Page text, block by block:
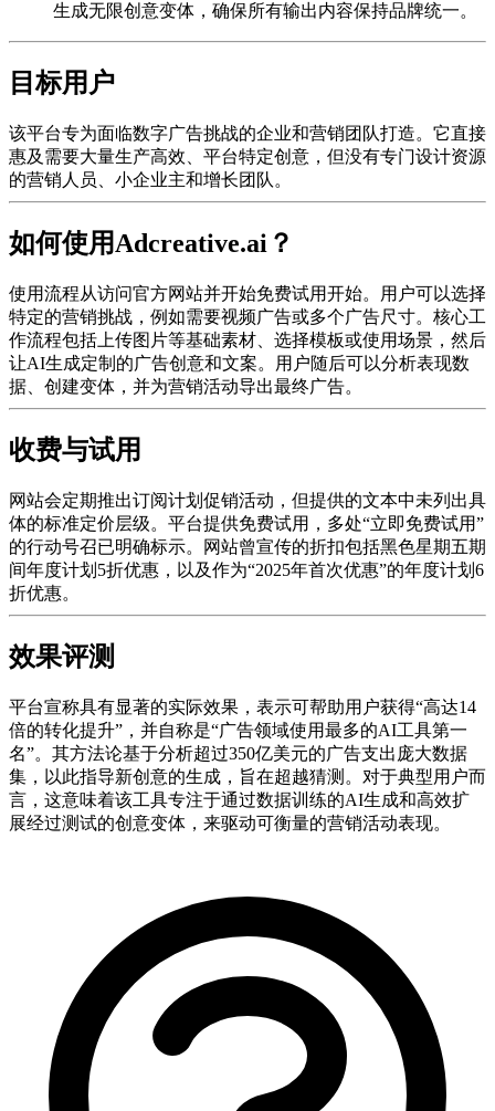
生成无限创意变体，确保所有输出内容保持品牌统一。
目标用户
该平台专为面临数字广告挑战的企业和营销团队打造。它直接
惠及需要大量生产高效、平台特定创意，但没有专门设计资源
的营销人员、小企业主和增长团队。
如何使用Adcreative.ai？
使用流程从访问官方网站并开始免费试用开始。用户可以选择
特定的营销挑战，例如需要视频广告或多个广告尺寸。核心工
作流程包括上传图片等基础素材、选择模板或使用场景，然后
让AI生成定制的广告创意和文案。用户随后可以分析表现数
据、创建变体，并为营销活动导出最终广告。
收费与试用
网站会定期推出订阅计划促销活动，但提供的文本中未列出具
体的标准定价层级。平台提供免费试用，多处“立即免费试用”
的行动号召已明确标示。网站曾宣传的折扣包括黑色星期五期
间年度计划5折优惠，以及作为“2025年首次优惠”的年度计划6
折优惠。
效果评测
平台宣称具有显著的实际效果，表示可帮助用户获得“高达14
倍的转化提升”，并自称是“广告领域使用最多的AI工具第一
名”。其方法论基于分析超过350亿美元的广告支出庞大数据
集，以此指导新创意的生成，旨在超越猜测。对于典型用户而
言，这意味着该工具专注于通过数据训练的AI生成和高效扩
展经过测试的创意变体，来驱动可衡量的营销活动表现。